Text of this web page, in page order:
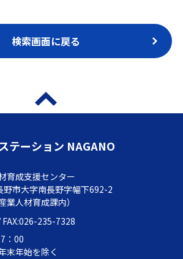
検索画面に戻る
テーション NAGANO
育成支援センター
野市大字南長野字幅下692-2
業人材育成課内）
235-7328
：00
末年始を除く